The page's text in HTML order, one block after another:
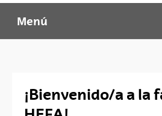
Facultad HEFA
Menú
¡Bienvenido/a a la